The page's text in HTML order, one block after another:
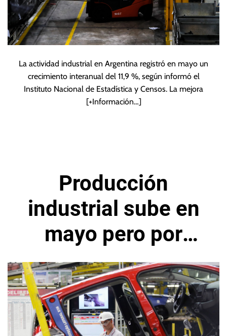
La actividad industrial en Argentina registró en mayo un
crecimiento interanual del 11,9 %, según informó el
Instituto Nacional de Estadística y Censos. La mejora
[+Información…]
Producción
industrial sube en
mayo pero por
debajo de
estimaciones en
Brasil